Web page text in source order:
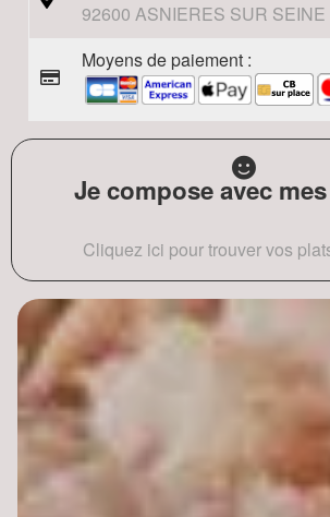
92600 ASNIERES SUR SEINE
Moyens de paiement :
Je compose avec
Cliquez ici pour trouver vos